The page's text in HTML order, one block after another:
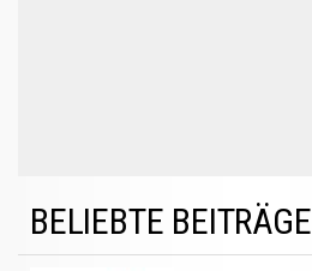
BELIEBTE BEITRÄGE